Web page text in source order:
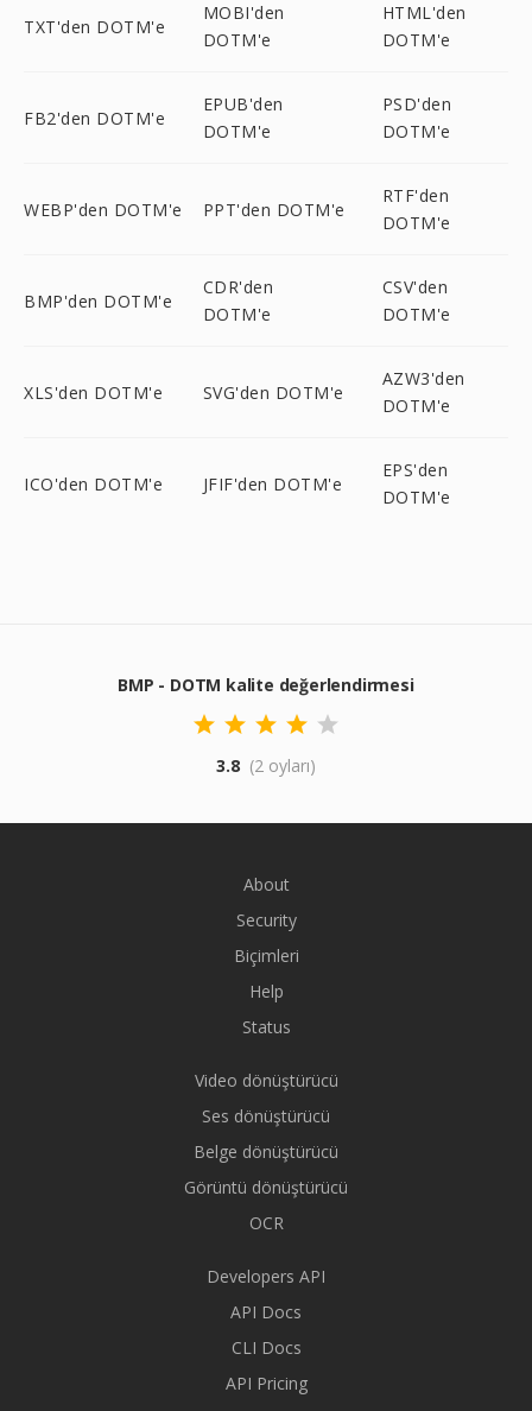
TXT'den DOTM'e
MOBI'den
DOTM'e
HTML'den
DOTM'e
FB2'den DOTM'e
EPUB'den
DOTM'e
PSD'den
DOTM'e
WEBP'den DOTM'e PPT'den DOTM'e
RTF'den
DOTM'e
BMP'den DOTM'e
CDR'den
DOTM'e
CSV'den
DOTM'e
XLS'den DOTM'e SVG'den DOTM'e
AZW3'den
DOTM'e
ICO'den DOTM'e JFIF'den DOTM'e
EPS'den
DOTM'e
BMP - DOTM kalite değerlendirmesi
3.8 (2 oyları)
About
Security
Biçimleri
Help
Status
Video dönüştürücü
Ses dönüştürücü
Belge dönüştürücü
Görüntü dönüştürücü
OCR
Developers API
API Docs
CLI Docs
API Pricing